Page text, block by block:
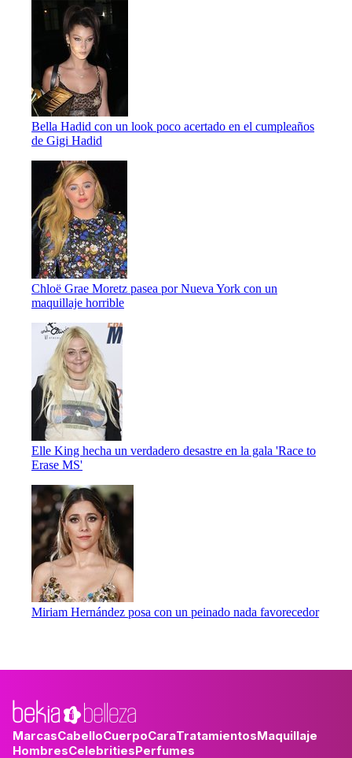
Bella Hadid con un look poco acertado en el cumpleaños
de Gigi Hadid
Chloë Grae Moretz pasea por Nueva York con un
maquillaje horrible
Elle King hecha un verdadero desastre en la gala 'Race to
Erase MS'
Miriam Hernández posa con un peinado nada favorecedor
MarcasCabelloCuerpoCaraTratamientosMaquillaje
HombresCelebritiesPerfumes